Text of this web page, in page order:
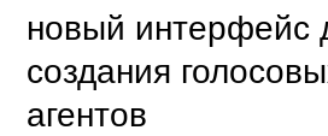
новый интерфейс
создания
агентов